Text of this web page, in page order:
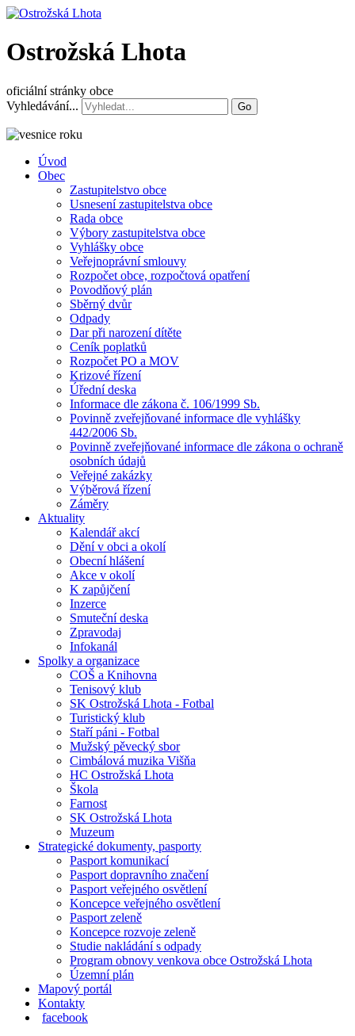
Ostrožská Lhota
oficiální stránky obce
Vyhledávání...
Go
Úvod
Obec
Zastupitelstvo obce
Usnesení zastupitelstva obce
Rada obce
Výbory zastupitelstva obce
Vyhlášky obce
Veřejnoprávní smlouvy
Rozpočet obce, rozpočtová opatření
Povodňový plán
Sběrný dvůr
Odpady
Dar při narození dítěte
Ceník poplatků
Rozpočet PO a MOV
Krizové řízení
Úřední deska
Informace dle zákona č. 106/1999 Sb.
Povinně zveřejňované informace dle vyhlášky
442/2006 Sb.
Povinně zveřejňované informace dle zákona o ochraně
osobních údajů
Veřejné zakázky
Výběrová řízení
Záměry
Aktuality
Kalendář akcí
Dění v obci a okolí
Obecní hlášení
Akce v okolí
K zapůjčení
Inzerce
Smuteční deska
Zpravodaj
Infokanál
Spolky a organizace
COŠ a Knihovna
Tenisový klub
SK Ostrožská Lhota - Fotbal
Turistický klub
Staří páni - Fotbal
Mužský pěvecký sbor
Cimbálová muzika Višňa
HC Ostrožská Lhota
Škola
Farnost
SK Ostrožská Lhota
Muzeum
Strategické dokumenty, pasporty
Pasport komunikací
Pasport dopravního značení
Pasport veřejného osvětlení
Koncepce veřejného osvětlení
Pasport zeleně
Koncepce rozvoje zeleně
Studie nakládání s odpady
Program obnovy venkova obce Ostrožská Lhota
Územní plán
Mapový portál
Kontakty
facebook